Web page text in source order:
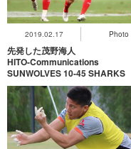
2019.02.17 Photo
先発した茂野海⼈
HITO-Communications
SUNWOLVES 10-45 SHARKS